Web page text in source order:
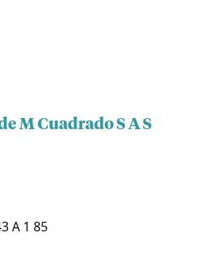
M Cuadrado S A S
A 1 85